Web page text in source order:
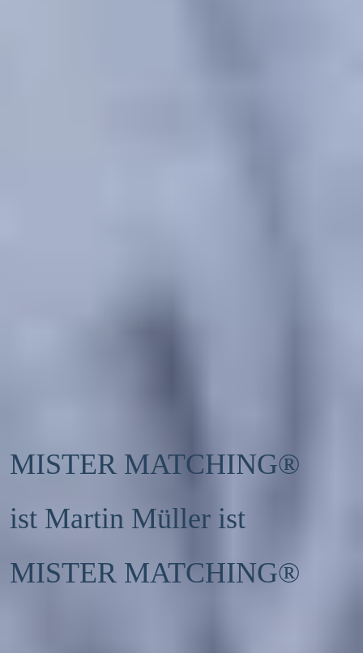
MISTER MATCHING®
ist Martin Müller ist
MISTER MATCHING®